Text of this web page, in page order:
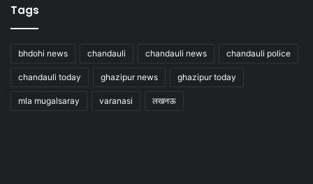
Tags
bhdohi news chandauli chandauli news chandauli police
chandauli today ghazipur news ghazipur today
mla mugalsaray varanasi लखनऊ